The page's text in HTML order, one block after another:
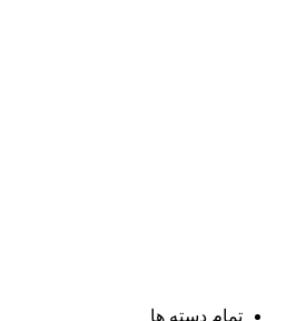
تمام دسته ها